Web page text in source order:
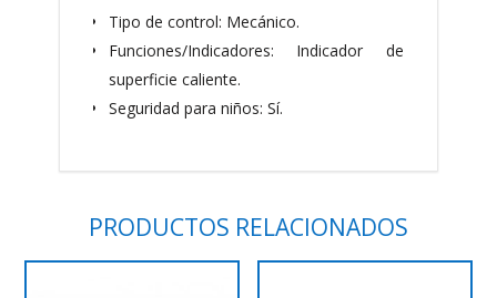
Tipo de control: Mecánico.
Funciones/Indicadores: Indicador de
superficie caliente.
Seguridad para niños: Sí.
PRODUCTOS RELACIONADOS